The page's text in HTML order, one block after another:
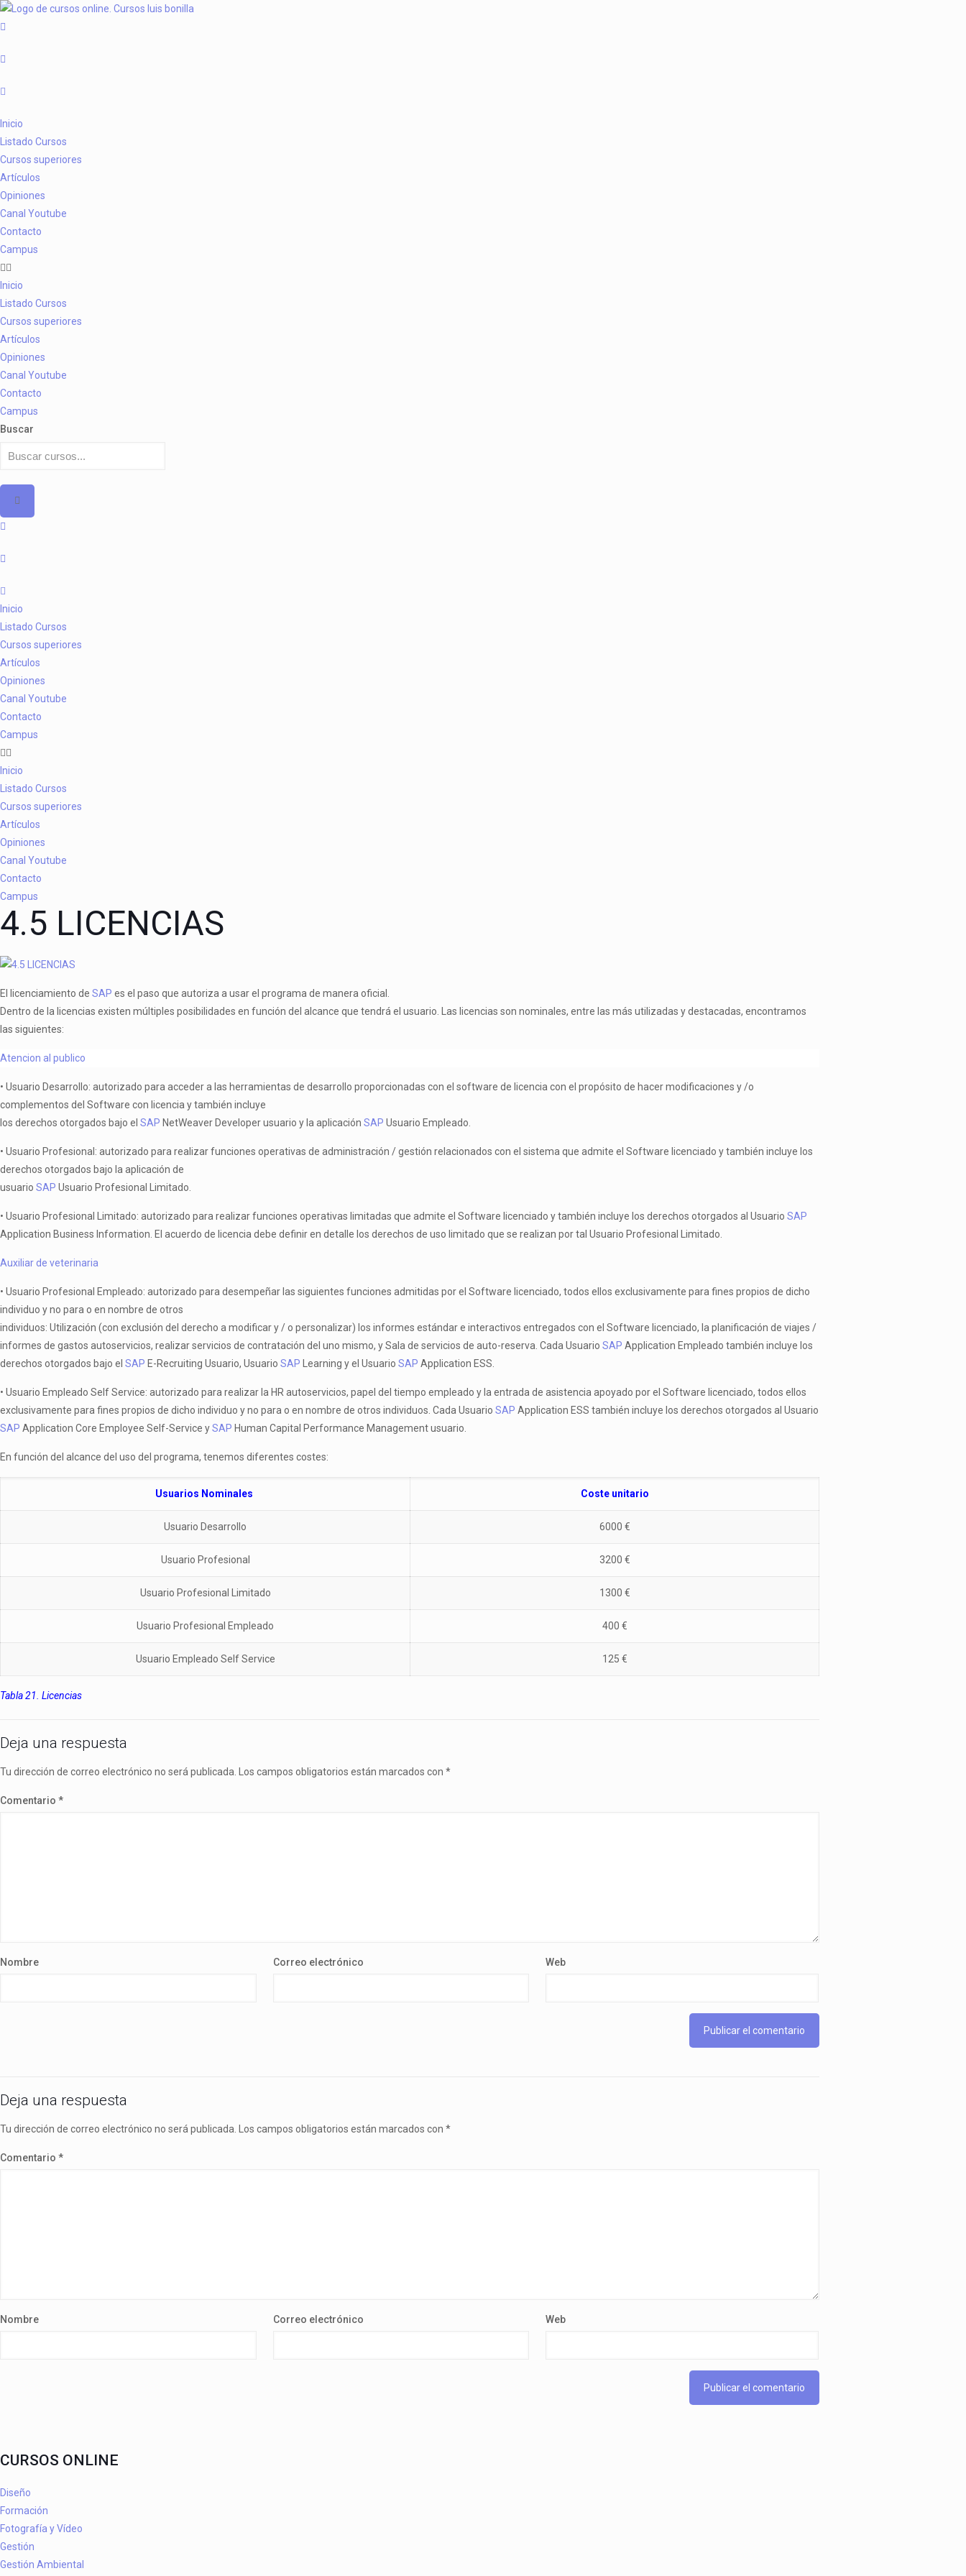
Inicio
Listado Cursos
Cursos superiores
Artículos
Opiniones
Canal Youtube
Contacto
Campus
Inicio
Listado Cursos
Cursos superiores
Artículos
Opiniones
Canal Youtube
Contacto
Campus
Buscar
Inicio
Listado Cursos
Cursos superiores
Artículos
Opiniones
Canal Youtube
Contacto
Campus
Inicio
Listado Cursos
Cursos superiores
Artículos
Opiniones
Canal Youtube
Contacto
Campus
4.5 LICENCIAS
El licenciamiento de SAP es el paso que autoriza a usar el programa de manera oficial.
Dentro de la licencias existen múltiples posibilidades en función del alcance que tendrá el usuario. Las licencias son nominales, entre las más utilizadas y destacadas, encontramos
las siguientes:
Atencion al publico
• Usuario Desarrollo: autorizado para acceder a las herramientas de desarrollo proporcionadas con el software de licencia con el propósito de hacer modificaciones y /o
complementos del Software con licencia y también incluye
los derechos otorgados bajo el SAP NetWeaver Developer usuario y la aplicación SAP Usuario Empleado.
• Usuario Profesional: autorizado para realizar funciones operativas de administración / gestión relacionados con el sistema que admite el Software licenciado y también incluye los
derechos otorgados bajo la aplicación de
usuario SAP Usuario Profesional Limitado.
• Usuario Profesional Limitado: autorizado para realizar funciones operativas limitadas que admite el Software licenciado y también incluye los derechos otorgados al Usuario SAP
Application Business Information. El acuerdo de licencia debe definir en detalle los derechos de uso limitado que se realizan por tal Usuario Profesional Limitado.
Auxiliar de veterinaria
• Usuario Profesional Empleado: autorizado para desempeñar las siguientes funciones admitidas por el Software licenciado, todos ellos exclusivamente para fines propios de dicho
individuo y no para o en nombre de otros
individuos: Utilización (con exclusión del derecho a modificar y / o personalizar) los informes estándar e interactivos entregados con el Software licenciado, la planificación de viajes /
informes de gastos autoservicios, realizar servicios de contratación del uno mismo, y Sala de servicios de auto-reserva. Cada Usuario SAP Application Empleado también incluye los
derechos otorgados bajo el SAP E-Recruiting Usuario, Usuario SAP Learning y el Usuario SAP Application ESS.
• Usuario Empleado Self Service: autorizado para realizar la HR autoservicios, papel del tiempo empleado y la entrada de asistencia apoyado por el Software licenciado, todos ellos
exclusivamente para fines propios de dicho individuo y no para o en nombre de otros individuos. Cada Usuario SAP Application ESS también incluye los derechos otorgados al Usuario
SAP Application Core Employee Self-Service ySAP Human Capital Performance Management usuario.
En función del alcance del uso del programa, tenemos diferentes costes:
Usuarios Nominales Coste unitario
Usuario Desarrollo 6000 €
Usuario Profesional 3200 €
Usuario Profesional Limitado 1300 €
Usuario Profesional Empleado 400 €
Usuario Empleado Self Service 125 €
Tabla 21. Licencias
Deja una respuesta
Tu dirección de correo electrónico no será publicada. Los campos obligatorios están marcados con *
Comentario *
Nombre Correo electrónico Web
Deja una respuesta
Tu dirección de correo electrónico no será publicada. Los campos obligatorios están marcados con *
Comentario *
Nombre Correo electrónico Web
CURSOS ONLINE
Diseño
Formación
Fotografía y Vídeo
Gestión
Gestión Ambiental